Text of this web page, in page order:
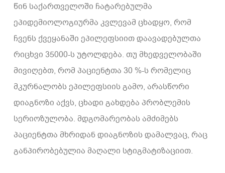
წინ საქართველოში ჩატარებულმა
ეპიდემიოლოგიურმა კვლევამ ცხადყო, რომ
ჩვენს ქვეყანაში ეპილეფსიით დაავადებულთა
რიცხვი 35000-ს უტოლდება. თუ მხედველობაში
მივიღებთ, რომ პაციენტთა 30 %-ს რომელიც
მკურნალობს ეპილეფსიის გამო, არასწორი
დიაგნოზი აქვს, ცხადი გახდება პრობლემის
სერიოზულობა. მდგომარეობას ამძიმებს
პაციენტთა მხრიდან დიაგნოზის დამალვაც, რაც
განპირობებულია მაღალი სტიგმატიზაციით.